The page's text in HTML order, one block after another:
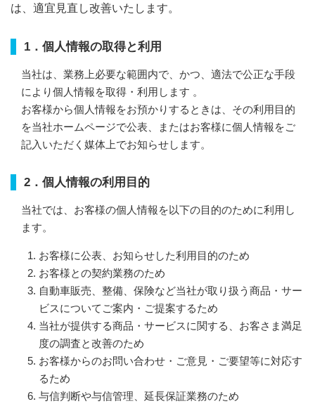
は、適宜見直し改善いたします。
1．個人情報の取得と利用
当社は、業務上必要な範囲内で、かつ、適法で公正な手段
により個人情報を取得・利用します 。
お客様から個人情報をお預かりするときは、その利用目的
を当社ホームページで公表、またはお客様に個人情報をご
記入いただく 媒体上でお知らせします。
2．個人情報の利用目的
当社では、お客様の個人情報を以下の目的のために利用し
ます。
お客様に公表、お知らせした利用目的のため
お客様との契約業務のため
自動車販売、整備、保険など当社が取り扱う商品・サー
ビスについてご案内・ご提案するため
当社が提供する商品・サービスに関する、お客さま満足
度の調査と改善のため
お客様からのお問い合わせ・ご意見・ご要望等に対応す
るため
与信判断や与信管理、延長保証業務のため